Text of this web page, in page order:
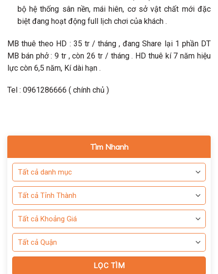
bộ hệ thống sân nền, mái hiên, cơ sở vật chất mới đặc
biệt đang hoạt động full lịch chơi của khách .
MB thuê theo HD : 35 tr / tháng , đang Share lại 1 phần DT
MB bán phở : 9 tr , còn 26 tr / tháng . HD thuê kí 7 năm hiệu
lực còn 6,5 năm, Kí dài hạn .
Tel : 0961286666 ( chính chủ )
Tìm Nhanh